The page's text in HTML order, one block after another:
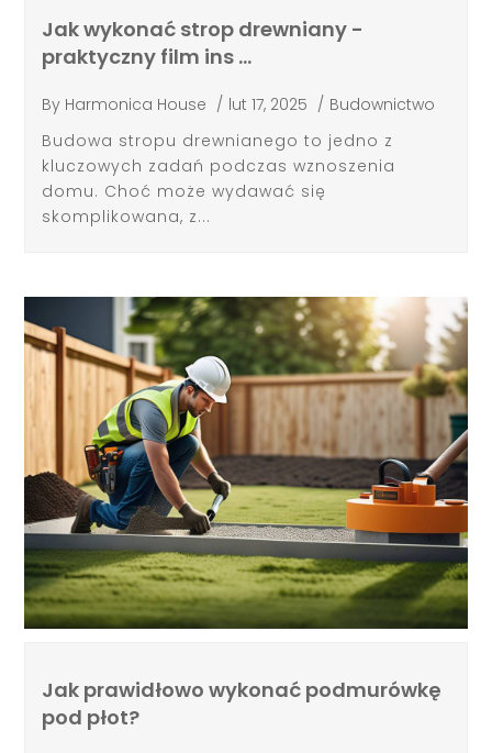
Jak wykonać strop drewniany -
praktyczny film ins …
By Harmonica House / lut 17, 2025 / Budownictwo
Budowa stropu drewnianego to jedno z
kluczowych zadań podczas wznoszenia
domu. Choć może wydawać się
skomplikowana, z...
Jak prawidłowo wykonać podmurówkę
pod płot?